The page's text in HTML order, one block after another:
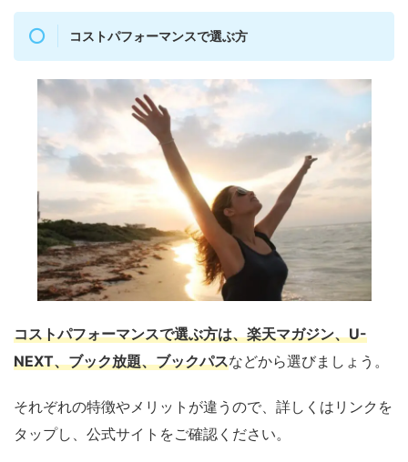
コストパフォーマンスで選ぶ方
コストパフォーマンスで選ぶ方は、楽天マガジン、U-
NEXT、ブック放題、ブックパスなどから選びましょう。
それぞれの特徴やメリットが違うので、詳しくはリンクを
タップし、公式サイトをご確認ください。